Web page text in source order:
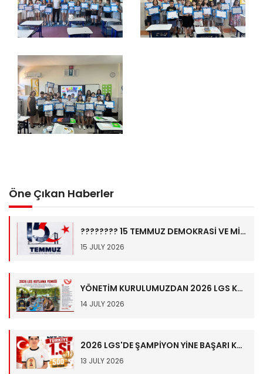
Öne Çıkan Haberler
???????? 15 TEMMUZ DEMOKRASİ VE MİLLÎ BİRLİK GÜNÜ ????????
15 JULY 2026
YÖNETİM KURULUMUZDAN 2026 LGS KUTLAMA YEMEĞİ
14 JULY 2026
2026 LGS'DE ŞAMPİYON YİNE BAŞARI KOLEJİ!
13 JULY 2026